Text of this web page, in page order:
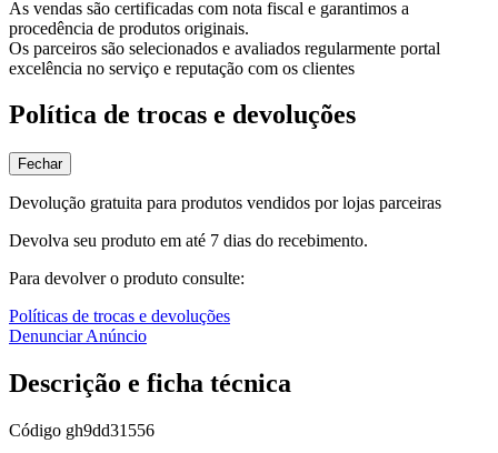
As vendas são certificadas com nota fiscal e garantimos a
procedência de produtos originais.
Os parceiros são selecionados e avaliados regularmente portal
excelência no serviço e reputação com os clientes
Política de trocas e devoluções
Fechar
Devolução gratuita para produtos vendidos por lojas parceiras
Devolva seu produto em até 7 dias do recebimento.
Para devolver o produto consulte:
Políticas de trocas e devoluções
Denunciar Anúncio
Descrição e ficha técnica
Código gh9dd31556